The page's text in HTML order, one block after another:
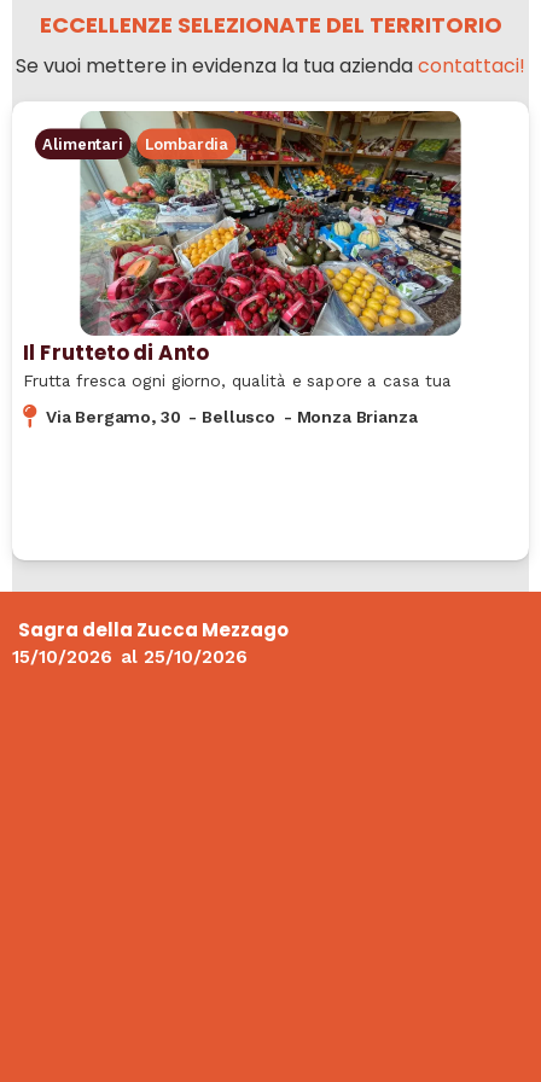
ECCELLENZE SELEZIONATE DEL TERRITORIO
Se vuoi mettere in evidenza la tua aziendacontattaci!
Alimentari Lombardia
Il Frutteto di Anto
Frutta fresca ogni giorno, qualità e sapore a casa tua
Via Bergamo, 30 - Bellusco - Monza Brianza
Sagra della Zucca Mezzago
15/10/2026 al 25/10/2026